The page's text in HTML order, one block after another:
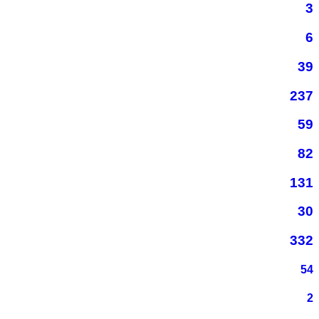
3
6
39
237
59
82
131
30
332
54
2